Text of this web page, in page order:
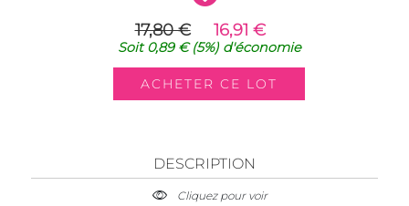
17,80 € 16,91 €
Soit0,89 €(5%)d'économie
DESCRIPTION
Cliquez pour voir